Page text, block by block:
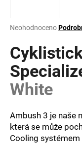
Průměrné
produktu
je
0,0
z
5
hvězdiček.
Neohodnoceno
White
Ambush 3 je naše
která se může
Cooling systémem
j
t
?